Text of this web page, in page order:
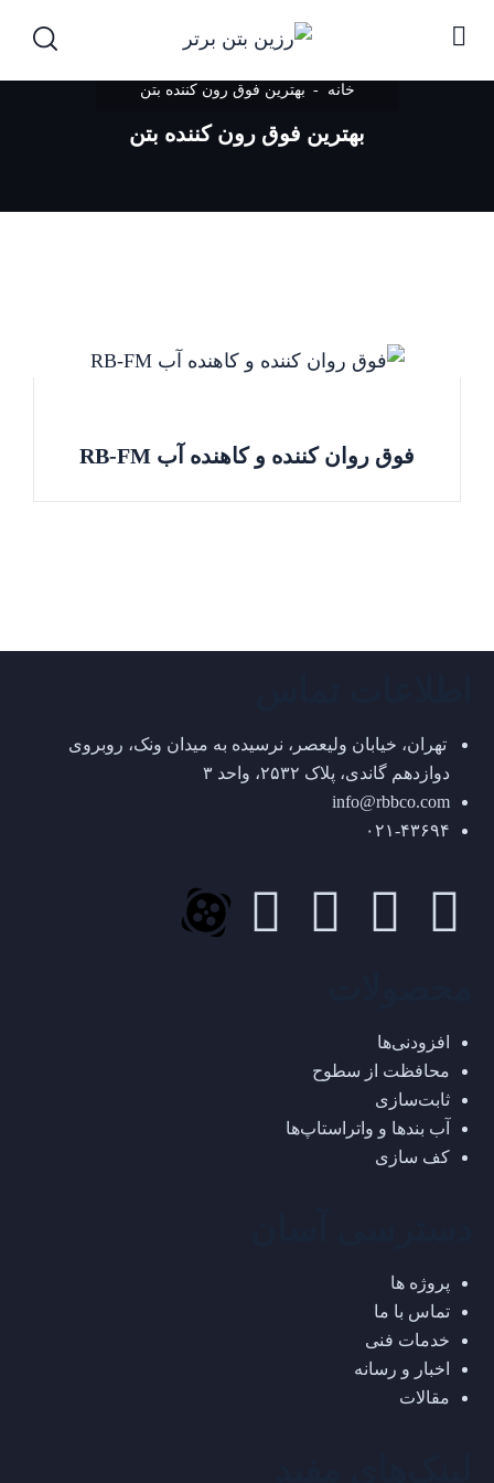
خانه بهترین فوق رون کننده بتن
بهترین فوق رون کننده بتن
فوق روان کننده و کاهنده آب RB-FM
تهران، خیابان ولیعصر، نرسیده به میدان ونک، روبروی
دوازدهم گاندی، پلاک ۲۵۳۲، واحد ۳
info@rbbco.com
۰۲۱-۴۳۶۹۴
افزودنی‌ها
محافظت از سطوح
ثابت‌سازی
آب بندها و واتراستاپ‌ها
کف سازی
پروژه ها
تماس با ما
خدمات فنی
اخبار و رسانه
مقالات